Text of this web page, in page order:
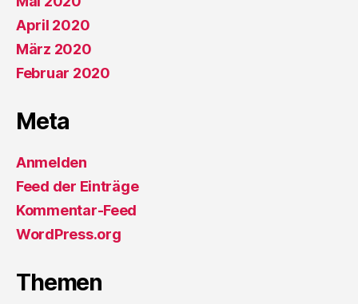
April 2020
März 2020
Februar 2020
Meta
Anmelden
Feed der Einträge
Kommentar-Feed
WordPress.org
Themen